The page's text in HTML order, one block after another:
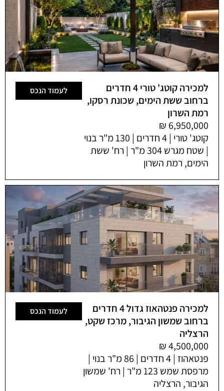
למכירה קוטג' טורי 4 חדרים
ברחוב ששת הימים, שכונת רסקו,
רמת השרון
קוטג' טורי | 4 חדרים | 130 מ"ר בנוי
| שטח מגרש 304 מ"ר | רח' ששת
הימים, רמת השרון
לעמוד הנכס
למכירה פנטהאוז גדול 4 חדרים
ברחוב שמשון הגיבור, מרכז שקט,
הרצליה
פנטאהוז | 4 חדרים | 86 מ"ר בנוי |
מרפסת שמש 123 מ"ר | רח' שמשון
הגיבור, הרצליה
לעמוד הנכס